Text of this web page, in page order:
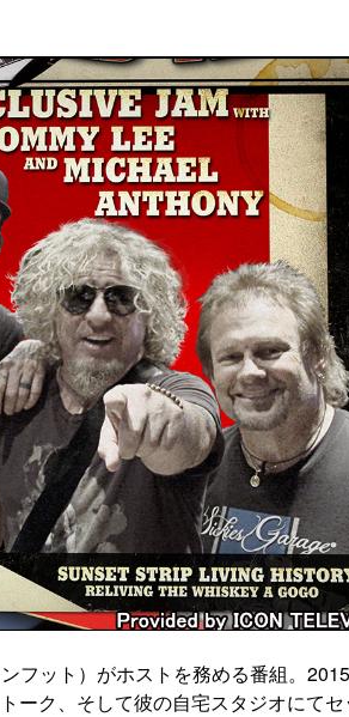
フット）がホストを務める番組。
ーク、そして彼の自宅スタジオにてセ